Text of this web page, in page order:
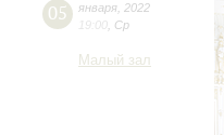
05 января 2022
19:00 Ср
Малый зал